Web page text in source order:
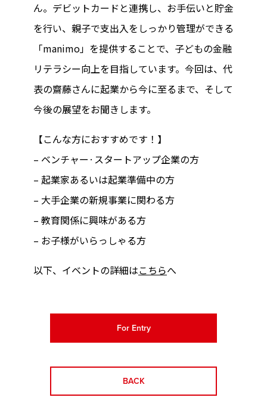
ん。デビットカードと連携し、お手伝いと貯金
を行い、親子で支出入をしっかり管理ができる
「manimo」を提供することで、子どもの金融
リテラシー向上を目指しています。今回は、代
表の齋藤さんに起業から今に至るまで、そして
今後の展望をお聞きします。
【こんな方におすすめです！】
– ベンチャー·スタートアップ企業の方
– 起業家あるいは起業準備中の方
– 大手企業の新規事業に関わる方
– 教育関係に興味がある方
– お子様がいらっしゃる方
以下、イベントの詳細はこちらへ
For Entry
BACK